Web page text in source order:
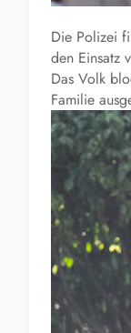
Die Polizei
den Einsatz
Das Volk
Familie